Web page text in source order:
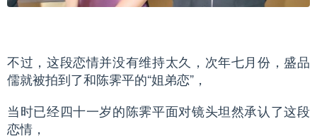
不过，这段恋情并没有维持太久，次年七月份，盛品
儒就被拍到了和陈霁平的“姐弟恋”，
当时已经四十一岁的陈霁平面对镜头坦然承认了这段
恋情，